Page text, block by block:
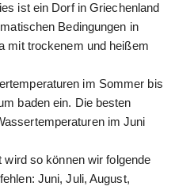
ist ein Dorf in Griechenland
Bedingungen in
mit trockenem und heißem
im Sommer bis
baden ein. Die besten
im Juni
so können wir folgende
Juni, Juli, August,